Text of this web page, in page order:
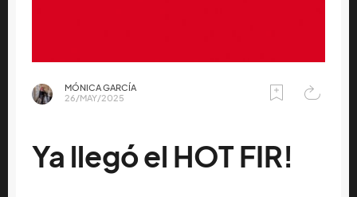
MÓNICA GARCÍA
26/MAY/2025
Ya llegó el HOT FIR!